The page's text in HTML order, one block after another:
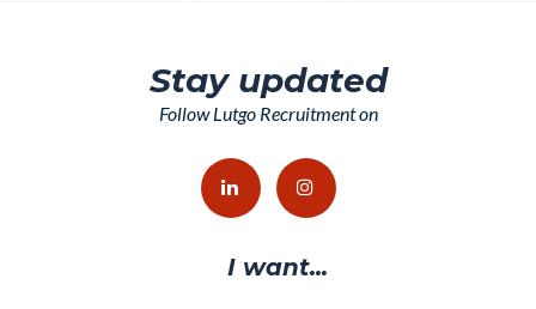
Stay updated
Follow Lutgo Recruitment on
I want...